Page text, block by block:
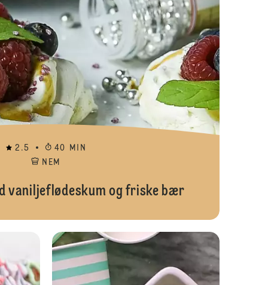
2.5
40 MIN
NEM
vaniljeflødeskum og friske bær
Verdens nemmeste cheesecake - helt uden husblas
Bundtcake